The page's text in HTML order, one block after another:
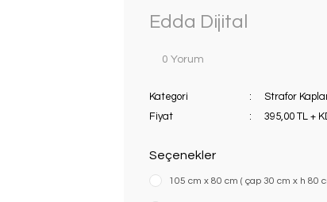
Edda Dijital
0 Yorum
Kategori
Strafor
Fiyat
395,00 TL +
Seçenekler
105 cm x 80 cm ( çap 30 cm x h 80